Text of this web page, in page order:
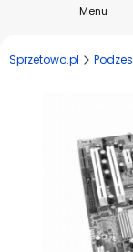
Menu
Sprzetowo.pl